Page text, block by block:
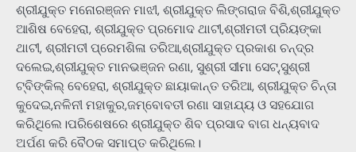
ଶ୍ରୀଯୁକ୍ତ ମନୋରଞ୍ଜନ ମାଝୀ, ଶ୍ରୀଯୁକ୍ତ ଲିଙ୍ଗରାଜ ବିଶି,ଶ୍ରୀଯୁକ୍ତ
ଆଶିଷ ବେହେରା, ଶ୍ରୀଯୁକ୍ତ ପ୍ରମୋଦ ଥାଟୀ,ଶ୍ରୀମତୀ ପ୍ରିୟଙ୍କା
ଥାଟୀ, ଶ୍ରୀମତୀ ପ୍ରେମଶିଳା ତରିଆ,ଶ୍ରୀଯୁକ୍ତ ପ୍ରକାଶ ଚନ୍ଦ୍ର
ଦଲେଇ,ଶ୍ରୀଯୁକ୍ତ ମାନଭଞ୍ଜନ ରଣା, ସୁଶ୍ରୀ ସୀମା ସେଟ୍,ସୁଶ୍ରୀ
ଟ୍ବିଙ୍କିଲ୍ ବେହେରା, ଶ୍ରୀଯୁକ୍ତ ଛାୟାକାନ୍ତ ତରିଆ, ଶ୍ରୀଯୁକ୍ତ ଚିନ୍ତା
କୁଦେଇ,ନଳିନୀ ମହାକୁର,ଜମ୍ବୋବତୀ ରଣା ସାହାଯ୍ୟ ଓ ସହଯୋଗ
କରିଥିଲେ।ପରିଶେଷରେ ଶ୍ରୀଯୁକ୍ତ ଶିବ ପ୍ରସାଦ ବାଗ ଧନ୍ୟବାଦ
ଅର୍ପଣ କରି ବୈଠକ ସମାପ୍ତ କରିଥିଲେ।